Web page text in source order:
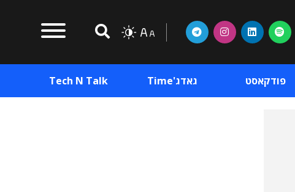
פודקאסט גאדג'Time Tech N Talk